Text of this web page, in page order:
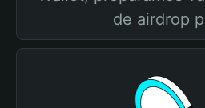
de airdrop